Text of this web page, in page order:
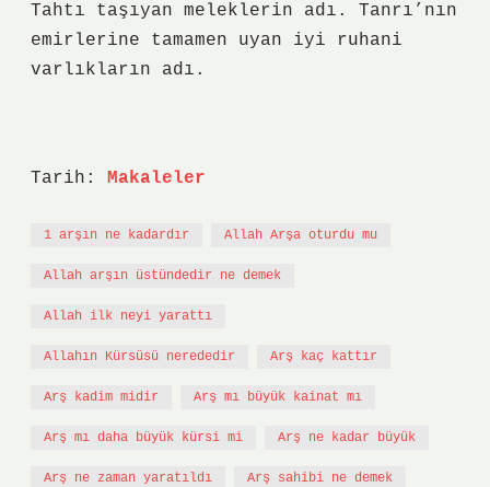
Tahtı taşıyan meleklerin adı. Tanrı’nın
emirlerine tamamen uyan iyi ruhani
varlıkların adı.
Tarih: Makaleler
1 arşın ne kadardır Allah Arşa oturdu mu
Allah arşın üstündedir ne demek
Allah ilk neyi yarattı
Allahın Kürsüsü nerededir Arş kaç kattır
Arş kadim midir Arş mı büyük kainat mı
Arş mı daha büyük kürsi mi Arş ne kadar büyük
Arş ne zaman yaratıldı Arş sahibi ne demek